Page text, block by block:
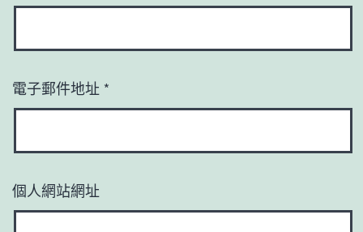
電子郵件地址 *
個人網站網址